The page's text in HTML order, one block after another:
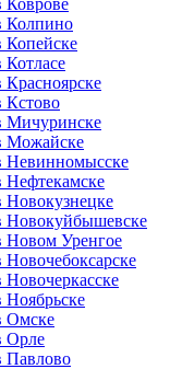
Коврове
Колпино
Копейске
Кстово
Мичуринске
Можайске
Невинномысске
Новокуйбышевске
Новом Уренгое
Омске
Орле
Павлово